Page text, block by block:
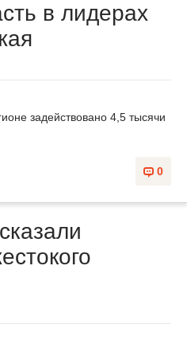
в лидерах
задействовано 4,5 тысячи
0